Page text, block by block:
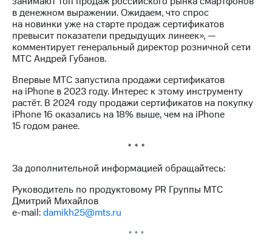
и акционерам
Корпоративное
управление
Корпоративный
Раскрытие
информации
Информация
акционерам
Документы
акционеров
кабинет
акционера
Акционерный
в денежном выражении. Ожидаем, что спрос
на новинки уже на старте продаж сертификатов
превысит показатели предыдущих линеек», —
комментирует генеральный директор розничной сети
МТС Андрей Губанов.
Впервые МТС запустила продажи сертификатов
на iPhone в 2023 году. Интерес к этому инструменту
растёт. В 2024 году продажи сертификатов на покупку
iPhone 16 оказались на 18% выше, чем на iPhone
15 годом ранее.
* * *
За дополнительной информацией обращайтесь:
Руководитель по продуктовому PR Группы МТС
Дмитрий Михайлов
e-mail:damikh25@mts.ru
* * *